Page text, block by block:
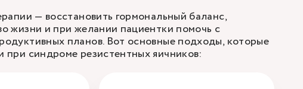
— восстановить гормональный баланс,
жизни и при желании пациентки помочь с
планов. Вот основные подходы, которые
при синдроме резистентных яичников: